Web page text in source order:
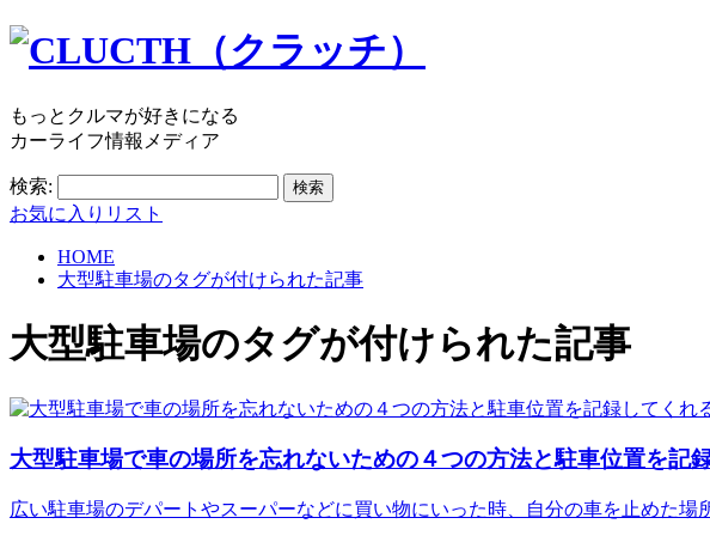
もっとクルマが好きになる
カーライフ情報メディア
検索:
お気に入りリスト
HOME
大型駐車場のタグが付けられた記事
大型駐車場のタグが付けられた記事
大型駐車場で車の場所を忘れないための４つの方法と駐車位置を記
広い駐車場のデパートやスーパーなどに買い物にいった時、自分の車を止めた